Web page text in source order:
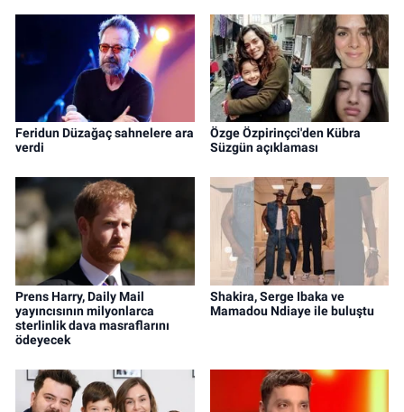
Feridun Düzağaç sahnelere ara
verdi
Özge Özpirinçci'den Kübra
Süzgün açıklaması
Prens Harry, Daily Mail
yayıncısının milyonlarca
sterlinlik dava masraflarını
ödeyecek
Shakira, Serge Ibaka ve
Mamadou Ndiaye ile buluştu